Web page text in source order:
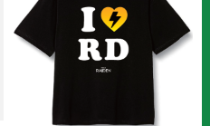
で
し
た。
¥7,315
す。